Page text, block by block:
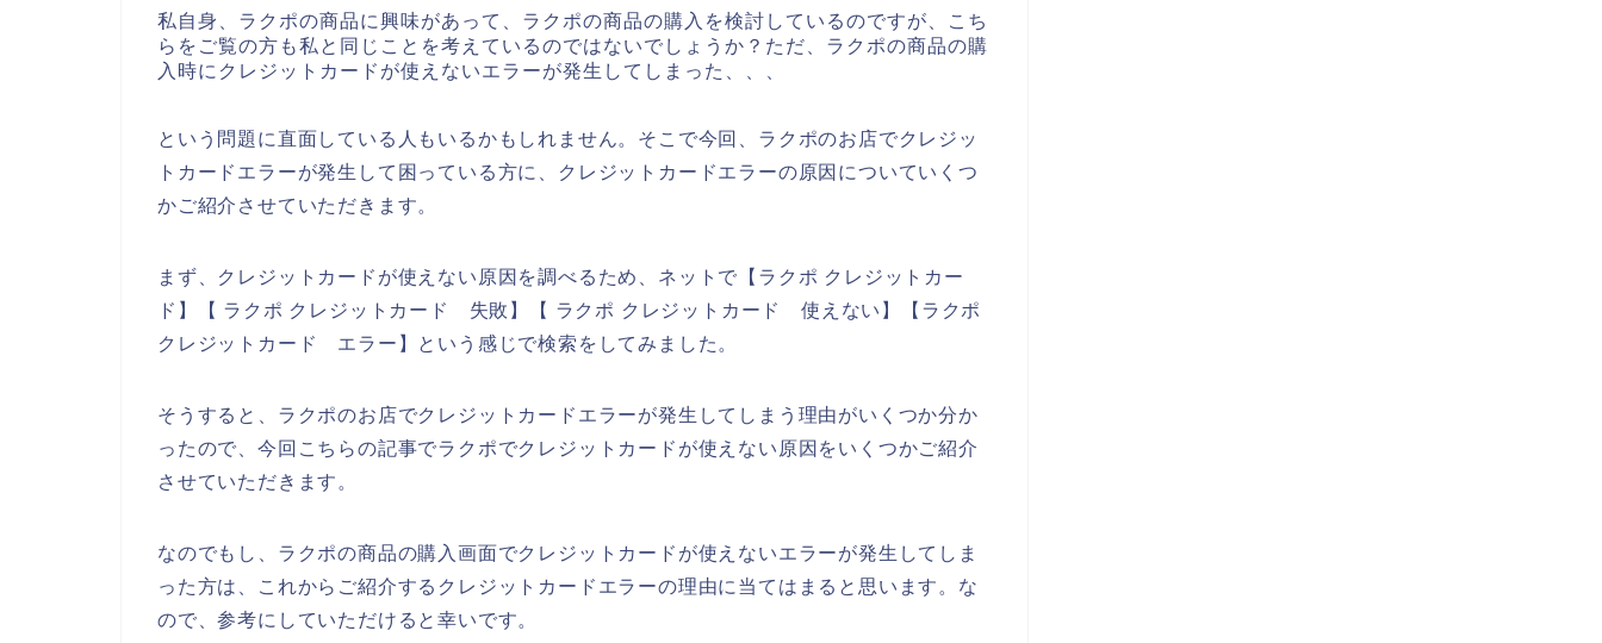
私自身、ラクポの商品に興味があって、ラクポの商品の購入を検討しているのですが、こち
らをご覧の方も私と同じことを考えているのではないでしょうか？ただ、ラクポの商品の購
入時にクレジットカードが使えないエラーが発生してしまった、、、
という問題に直面している人もいるかもしれません。そこで今回、ラクポのお店でクレジッ
トカードエラーが発生して困っている方に、クレジットカードエラーの原因についていくつ
かご紹介させていただきます。
まず、クレジットカードが使えない原因を調べるため、ネットで【ラクポ クレジットカー
ド】【 ラクポ クレジットカード 失敗】【 ラクポ クレジットカード 使えない】【ラクポ
クレジットカード エラー】という感じで検索をしてみました。
そうすると、ラクポのお店でクレジットカードエラーが発生してしまう理由がいくつか分か
ったので、今回こちらの記事でラクポでクレジットカードが使えない原因をいくつかご紹介
させていただきます。
なのでもし、ラクポの商品の購入画面でクレジットカードが使えないエラーが発生してしま
った方は、これからご紹介するクレジットカードエラーの理由に当てはまると思います。な
ので、参考にしていただけると幸いです。